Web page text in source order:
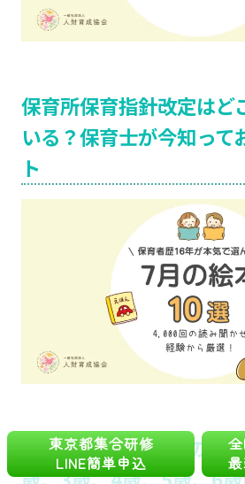
保育所保育指針改定はど
いる？保育士が今知って
ト
【保育士厳選】7月のお
東京都集合研修
LINE簡単申込